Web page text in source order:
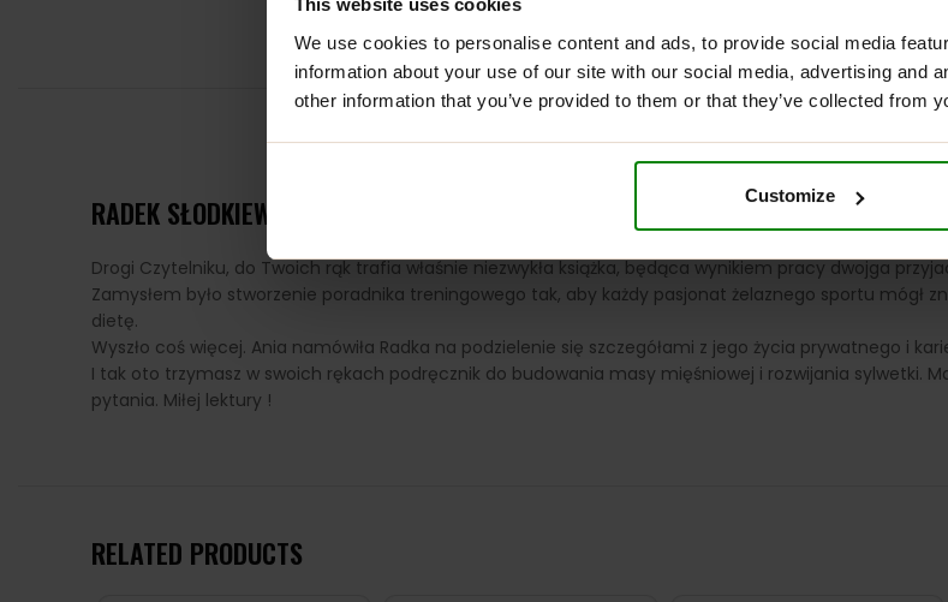
This website uses cookies
We use cookies to personalise content and ads, to provide social media
information about your use of our site with our social media, advertising and
other information that you’ve provided to them or that they’ve collected from
Customize
DESCRIPTION ADDITIONAL INFORMATION
RADEK SŁODKIEWICZ – KULTURYSTYKA BEZ WYMÓWEK
Drogi Czytelniku, do Twoich rąk trafia właśnie niezwykła książka, będąca wynikiem pracy dwojga
Zamysłem było stworzenie poradnika treningowego tak, aby każdy pasjonat żelaznego sportu mógł
dietę.
Wyszło coś więcej. Ania namówiła Radka na podzielenie się szczegółami z jego życia prywatnego i
I tak oto trzymasz w swoich rękach podręcznik do budowania masy mięśniowej i rozwijania sylwetki.
pytania. Miłej lektury !
RELATED PRODUCTS